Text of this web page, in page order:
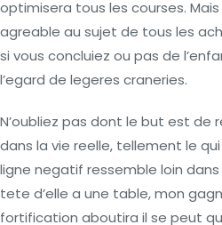
optimisera tous les courses.
agreable au sujet de tous les
si vous concluiez ou pas de
l’egard de legeres craneries.
N’oubliez pas dont le but est de
dans la vie reelle, tellement le
ligne negatif ressemble loin
tete d’elle a une table, mon
fortification aboutira il se peut